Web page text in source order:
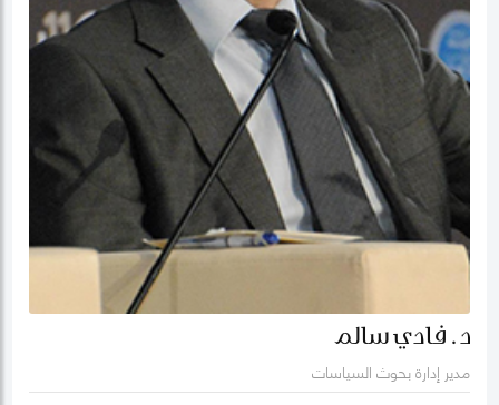
د. فادي سالم
مدير إدارة بحوث السياسات